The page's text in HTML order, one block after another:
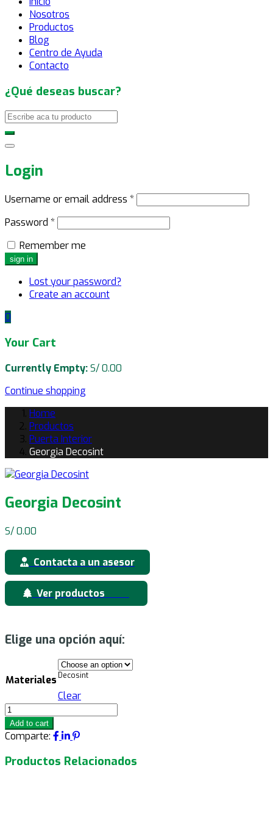
Nosotros
Productos
Blog
Centro de Ayuda
Contacto
¿Qué deseas buscar?
Login
Username or email address *
Password *
Remember me
Lost your password?
Create an account
0
Your Cart
Currently Empty:S/0.00
Continue shopping
Home
Productos
Puerta Interior
Georgia Decosint
Georgia Decosint
Navegación
de
entradas
S/0.00
Contacta a un asesor
Ver productos
Elige una opción aquí:
Materiales Decosint
Clear
Georgia
Decosint
quantity
Add to cart
Comparte:
Productos Relacionados